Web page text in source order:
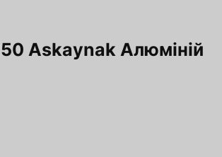
Askaynak Алюміній